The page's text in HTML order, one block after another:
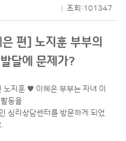
조회:101347
편] 노지훈 부부의
달에 문제가?
지훈 ♥ 이혜은 부부는 자녀 이
동을
심리상담센터를 방문하게 되었